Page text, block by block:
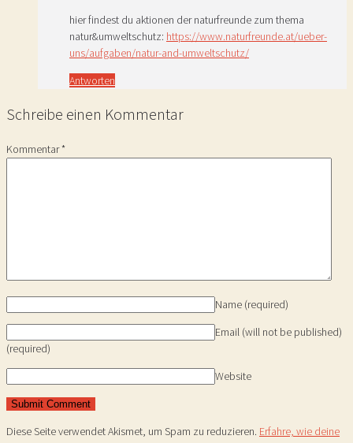
hier findest du aktionen der naturfreunde zum thema
natur&umweltschutz: https://www.naturfreunde.at/ueber-
uns/aufgaben/natur-and-umweltschutz/
Antworten
Schreibe einen Kommentar
Kommentar*
Name (required)
Email (will not be published)
(required)
Website
Diese Seite verwendet Akismet, um Spam zu reduzieren. Erfahre, wie deine